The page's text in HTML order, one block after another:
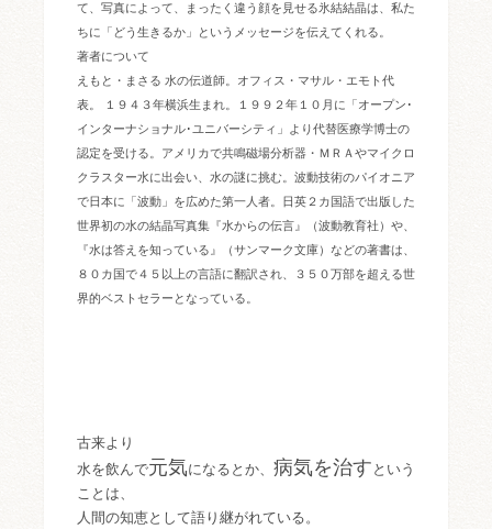
て、写真によって、まったく違う顔を見せる氷結結晶は、私た
ちに「どう生きるか」というメッセージを伝えてくれる。
著者について
えもと・まさる 水の伝道師。オフィス・マサル・エモト代
表。 １９４３年横浜生まれ。１９９２年１０月に「オープン･
インターナショナル･ユニバーシティ」より代替医療学博士の
認定を受ける。アメリカで共鳴磁場分析器・ＭＲＡやマイクロ
クラスター水に出会い、水の謎に挑む。波動技術のパイオニア
で日本に「波動」を広めた第一人者。日英２カ国語で出版した
世界初の水の結晶写真集『水からの伝言』（波動教育社）や、
『水は答えを知っている』（サンマーク文庫）などの著書は、
８０カ国で４５以上の言語に翻訳され、３５０万部を超える世
界的ベストセラーとなっている。
古来より
水を飲んで元気になるとか、 病気を治す という
ことは、
人間の知恵として語り継がれている。